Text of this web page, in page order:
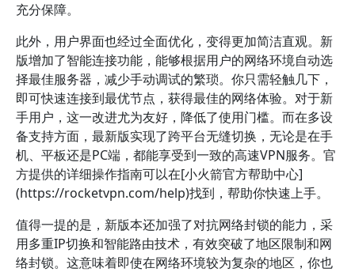
充分保障。
此外，用户界面也经过全面优化，变得更加简洁直观。新
版增加了智能连接功能，能够根据用户的网络环境自动选
择最佳服务器，减少手动调试的繁琐。你只需轻触几下，
即可快速连接到最优节点，获得最佳的网络体验。对于新
手用户，这一改进尤为友好，降低了使用门槛。而在多设
备支持方面，最新版实现了跨平台无缝切换，无论是在手
机、平板还是PC端，都能享受到一致的高速VPN服务。官
方提供的详细操作指南可以在[小火箭官方帮助中心]
(https://rocketvpn.com/help)找到，帮助你快速上手。
值得一提的是，新版本还加强了对抗网络封锁的能力，采
用多重IP切换和智能路由技术，有效突破了地区限制和网
络封锁。这意味着即使在网络环境较为复杂的地区，你也